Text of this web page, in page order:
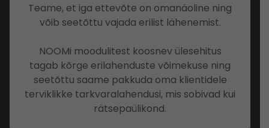
Teame, et iga ettevõte on omanäoline ning
võib seetõttu vajada erilist lähenemist.
NOOMi moodulitest koosnev ülesehitus
tagab kõrge erilahenduste võimekuse ning
seetõttu saame pakkuda oma klientidele
terviklikke tarkvaralahendusi, mis sobivad kui
rätsepaülikond.